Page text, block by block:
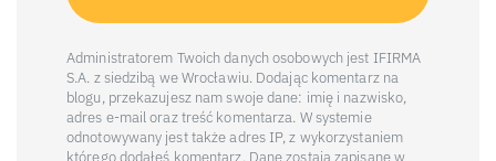
Administratorem Twoich danych osobowych jest IFIRMA
S.A. z siedzibą we Wrocławiu. Dodając komentarz na
blogu, przekazujesz nam swoje dane: imię i nazwisko,
adres e-mail oraz treść komentarza. W systemie
odnotowywany jest także adres IP, z wykorzystaniem
którego dodałeś komentarz. Dane zostają zapisane w